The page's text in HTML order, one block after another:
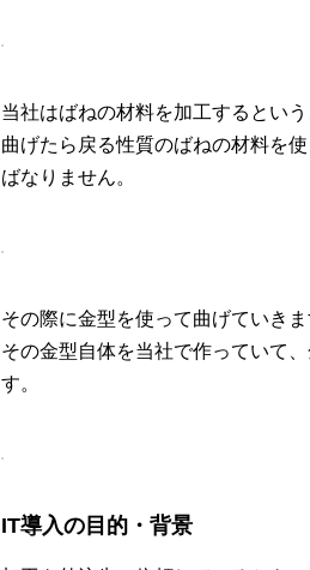
当社はばねの材料を加工するとい
曲げたら戻る性質のばねの材料を
ばなりません。
その際に金型を使って曲げていき
その金型自体を当社で作っていて
す。
IT導入の目的・背景